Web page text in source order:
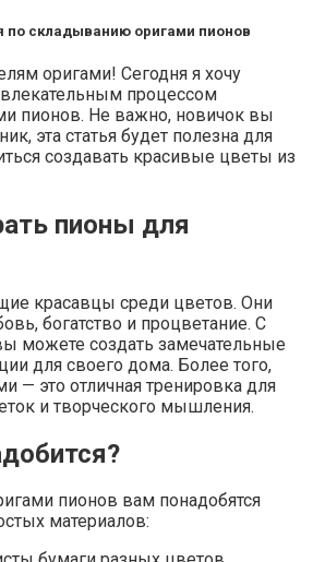
по складыванию оригами пионов
оригами! Сегодня я хочу
процессом
пионов. Не важно, новичок вы
эта статья будет полезна для
создавать красивые цветы из
пионы для
красавцы среди цветов. Они
богатство и процветание. С
можете создать замечательные
для своего дома. Более того,
— это отличная тренировка для
и творческого мышления.
пионов вам понадобятся
материалов: